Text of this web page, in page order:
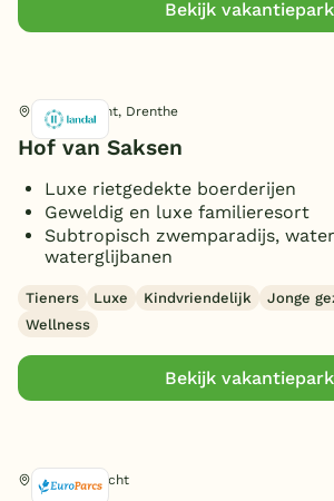
Huisdieren toegestaanBekijk vakantiepark
Nooitgedacht, Drenthe
Hof van Saksen
Luxe rietgedekte boerderijen
Geweldig en luxe familieresort
Subtropisch zwemparadijs,
waterglijbanen
Tieners Luxe Kindvriendelijk Jonge
Wellness
Bekijk vakantiepark
Maarn, Utrecht